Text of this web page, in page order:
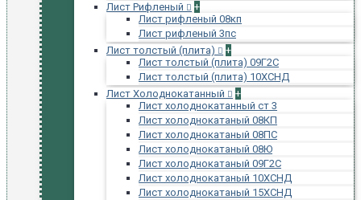
Лист Рифленый
+
Лист рифленый 08кп
Лист рифленый 3пс
Лист толстый (плита)
+
Лист толстый (плита) 09Г2С
Лист толстый (плита) 10ХСНД
Лист Холоднокатанный
+
Лист холоднокатанный ст 3
Лист холоднокатаный 08КП
Лист холоднокатаный 08ПС
Лист холоднокатаный 08Ю
Лист холоднокатаный 09Г2С
Лист холоднокатаный 10ХСНД
Лист холоднокатаный 15ХСНД